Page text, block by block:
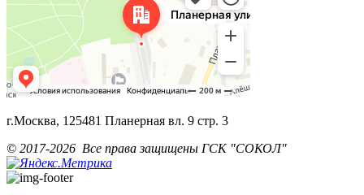
г.Москва, 125481 Планерная вл. 9 стр. 3
© 2017-2026 Все права защищены ГСК "СОКОЛ"